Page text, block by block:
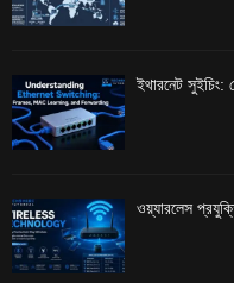
ইথারনেট সুইচিং:
ওয়্যারলেস